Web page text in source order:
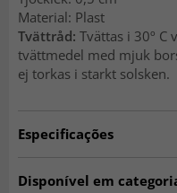
Material: Plast
Tvättråd: Tvättas i 30º C
tvättmedel med mjuk
ej torkas i starkt solsken.
Especificações
Disponível em